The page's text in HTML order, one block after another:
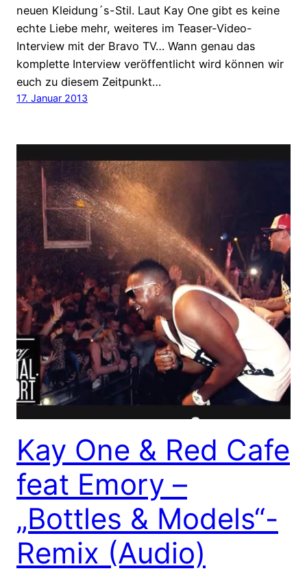
neuen Kleidung´s-Stil. Laut Kay One gibt es keine
echte Liebe mehr, weiteres im Teaser-Video-
Interview mit der Bravo TV… Wann genau das
komplette Interview veröffentlicht wird können wir
euch zu diesem Zeitpunkt…
17. Januar 2013
Kay One & Red Cafe
feat Emory –
„Bottles & Models“-
Remix (Audio)